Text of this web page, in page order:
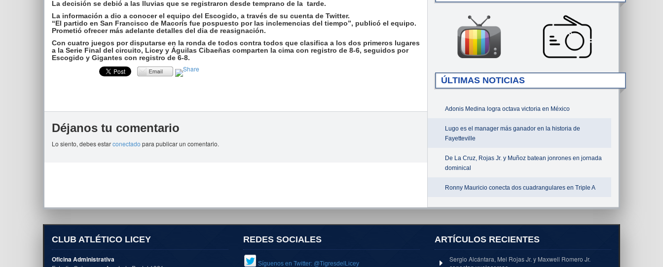
La decisión se debió a las lluvias que se registraron desde temprano de la tarde.
La información a dio a conocer el equipo del Escogido, a través de su cuenta de Twitter.
“El partido en San Francisco de Macorís fue pospuesto por las inclemencias del tiempo”, publicó el equipo.
Prometió ofrecer más adelante detalles del dia de reasignación.
Con cuatro juegos por disputarse en la ronda de todos contra todos que clasifica a los dos primeros lugares
a la Serie Final del circuito, Licey y Águilas Cibaeñas comparten la cima con registro de 8-6, seguidos por
Escogido y Gigantes con registro de 6-8.
Déjanos tu comentario
Lo siento, debes estarconectado para publicar un comentario.
ÚLTIMAS NOTICIAS
Adonis Medina logra octava victoria en México
Lugo es el manager más ganador en la historia de
Fayetteville
De La Cruz, Rojas Jr. y Muñoz batean jonrones en jornada
dominical
Ronny Mauricio conecta dos cuadrangulares en Triple A
CLUB ATLÉTICO LICEY
Oficina Administrativa
REDES SOCIALES
Síguenos en Twitter: @TigresdelLicey
ARTÍCULOS RECIENTES
Sergio Alcántara, Mel Rojas Jr. y Maxwell Romero Jr.